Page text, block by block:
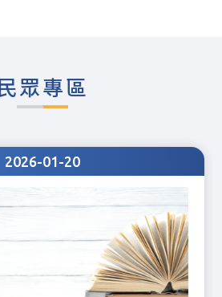
民眾專區
2026-01-20